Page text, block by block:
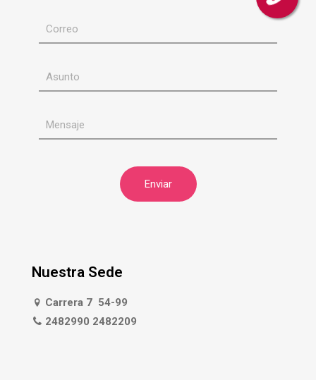
Nuestra Sede
Carrera 7 54-99
2482990 2482209